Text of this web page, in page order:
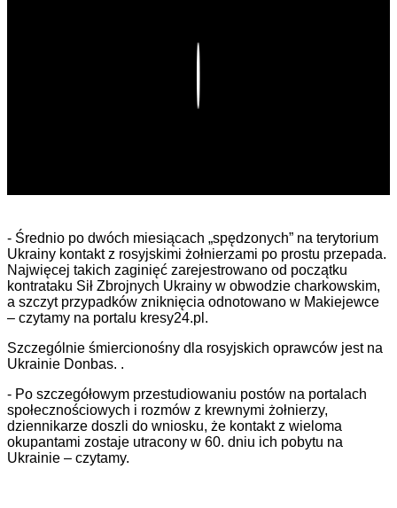
- Średnio po dwóch miesiącach „spędzonych” na terytorium
Ukrainy kontakt z rosyjskimi żołnierzami po prostu przepada.
Najwięcej takich zaginięć zarejestrowano od początku
kontrataku Sił Zbrojnych Ukrainy w obwodzie charkowskim,
a szczyt przypadków zniknięcia odnotowano w Makiejewce
– czytamy na portalu kresy24.pl.
Szczególnie śmiercionośny dla rosyjskich oprawców jest na
Ukrainie Donbas. .
- Po szczegółowym przestudiowaniu postów na portalach
społecznościowych i rozmów z krewnymi żołnierzy,
dziennikarze doszli do wniosku, że kontakt z wieloma
okupantami zostaje utracony w 60. dniu ich pobytu na
Ukrainie – czytamy.